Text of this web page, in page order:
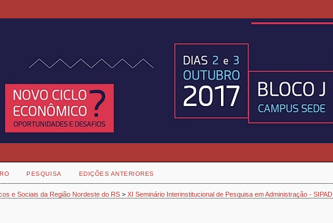
PESQUISA EDIÇÕES ANTERIORES
e Sociais da Região Nordeste do RS >XI Seminário Interinstitucional de Pesquisa em Administração - SIPAD